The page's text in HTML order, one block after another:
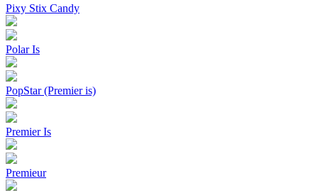
Pixy Stix Candy
Polar Is
PopStar (Premier is)
Premier Is
Premieur